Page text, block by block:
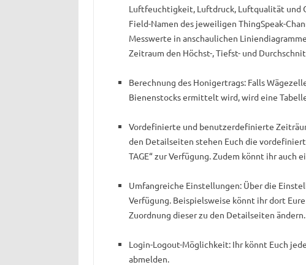
Luftfeuchtigkeit, Luftdruck, Luftqualität und
Field-Namen des jeweiligen ThingSpeak-
Messwerte in anschaulichen
Zeitraum den Höchst-, Tiefst- und
Berechnung des Honigertrags: Falls
Bienenstocks ermittelt wird, wird eine
Vordefinierte und benutzerdefinierte
den Detailseiten stehen Euch die
TAGE“ zur Verfügung. Zudem könnt ihr
Umfangreiche Einstellungen: Über die
Verfügung. Beispielsweise könnt ihr dort
Zuordnung dieser zu den Detailseiten ändern.
Login-Logout-Möglichkeit: Ihr könnt Euch
abmelden.